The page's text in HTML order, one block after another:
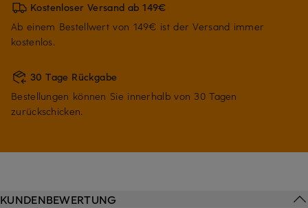
Kostenloser Versand ab 149€
Ab einem Bestellwert von 149€ ist der Versand immer
kostenlos.
30 Tage Rückgabe
Bestellungen können Sie innerhalb von 30 Tagen
zurückschicken.
KUNDENBEWERTUNG